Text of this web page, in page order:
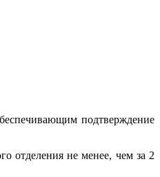
подтверждение
отделения не менее, чем за 2